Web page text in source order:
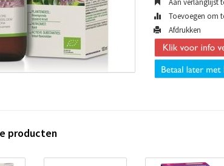
Aan verlanglijst
Toevoegen om
Afdrukken
producten